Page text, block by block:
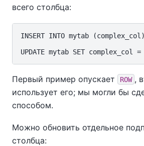
всего столбца:
INSERT INTO mytab
Первый пример опускает ROW ,
использует его; мы могли бы
способом.
Можно обновить отдельное
столбца: